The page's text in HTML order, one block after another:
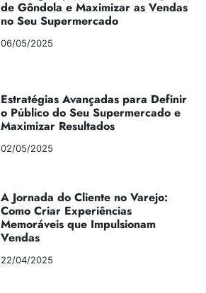
de Gôndola e Maximizar as Vendas
no Seu Supermercado
06/05/2025
Estratégias Avançadas para Definir
o Público do Seu Supermercado e
Maximizar Resultados
02/05/2025
A Jornada do Cliente no Varejo:
Como Criar Experiências
Memoráveis que Impulsionam
Vendas
22/04/2025